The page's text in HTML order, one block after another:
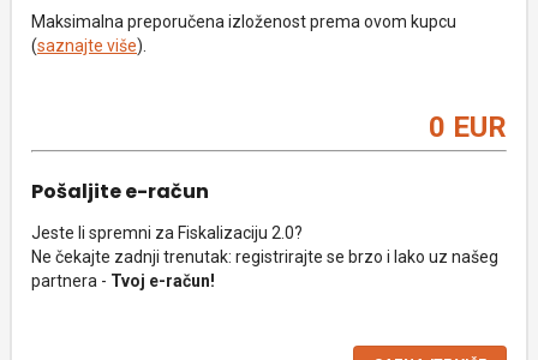
Maksimalna preporučena izloženost prema ovom kupcu
(saznajte više).
0 EUR
Pošaljite e-račun
Jeste li spremni za Fiskalizaciju 2.0?
Ne čekajte zadnji trenutak: registrirajte se brzo i lako uz našeg
partnera - Tvoj e-račun!